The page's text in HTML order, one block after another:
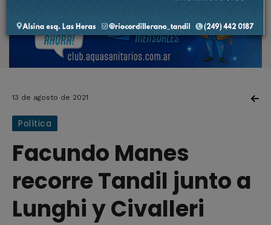
13 de agosto de 2021
Política
Facundo Manes
recorre Tandil junto a
Lunghi y Civalleri